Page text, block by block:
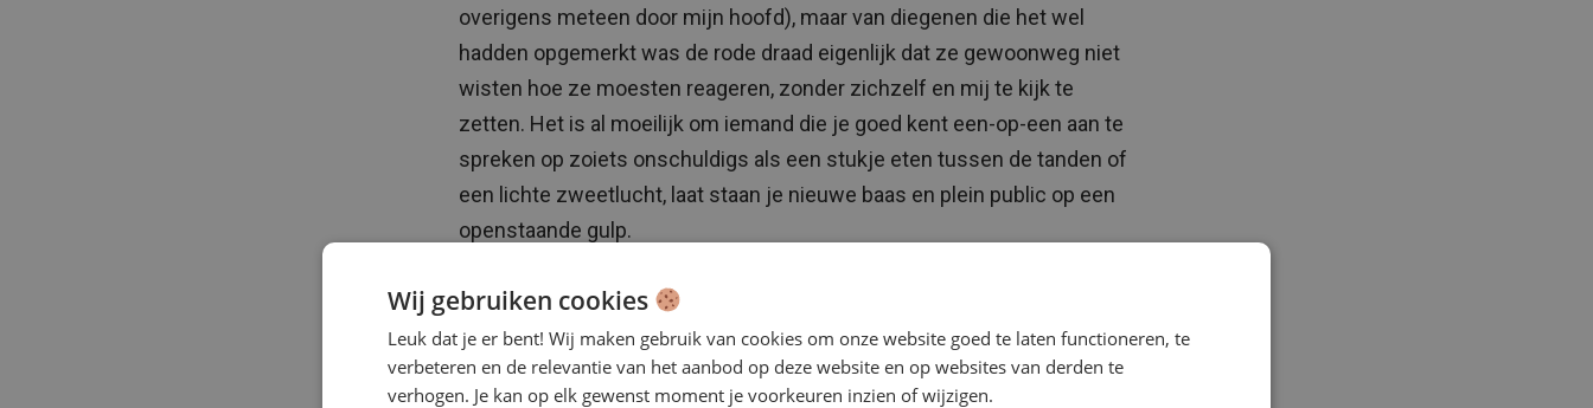
overigens meteen door mijn hoofd), maar van diegenen die het wel
hadden opgemerkt was de rode draad eigenlijk dat ze gewoonweg niet
wisten hoe ze moesten reageren, zonder zichzelf en mij te kijk te
zetten. Het is al moeilijk om iemand die je goed kent een-op-een aan te
spreken op zoiets onschuldigs als een stukje eten tussen de tanden of
een lichte zweetlucht, laat staan je nieuwe baas en plein public op een
openstaande gulp.
Wij gebruiken cookies
Leuk dat je er bent! Wij maken gebruik van cookies om onze website goed te laten functioneren, te
verbeteren en de relevantie van het aanbod op deze website en op websites van derden te
verhogen. Je kan op elk gewenst moment je voorkeuren inzien of wijzigen.